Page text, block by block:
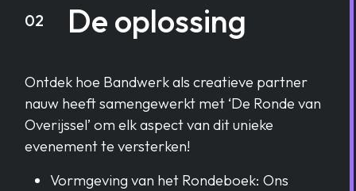
02 De oplossing
Ontdek hoe Bandwerk als creatieve partner
nauw heeft samengewerkt met ‘De Ronde van
Overijssel’ om elk aspect van dit unieke
evenement te versterken!
Vormgeving van het Rondeboek: Ons